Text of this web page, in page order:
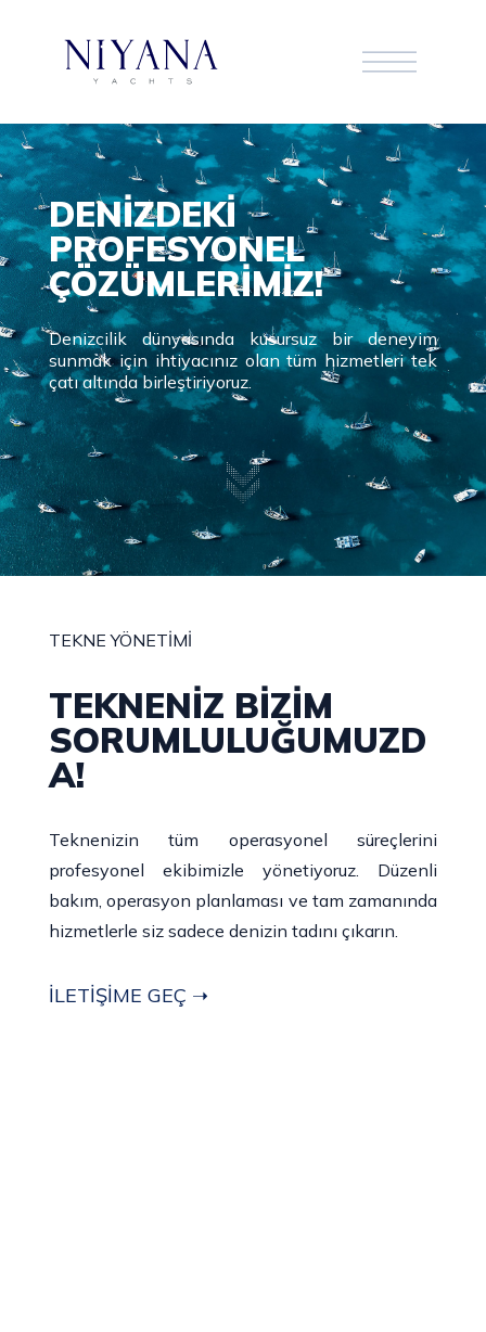
DENİZDEKİ
PROFESYONEL
ÇÖZÜMLERİMİZ!
Denizcilik dünyasında kusursuz bir deneyim
sunmak için ihtiyacınız olan tüm hizmetleri tek
çatı altında birleştiriyoruz.
TEKNE YÖNETİMİ
TEKNENİZ BİZİM
SORUMLULUĞUMUZD
A!
Teknenizin tüm operasyonel süreçlerini
profesyonel ekibimizle yönetiyoruz. Düzenli
bakım, operasyon planlaması ve tam zamanında
hizmetlerle siz sadece denizin tadını çıkarın.
İLETİŞİME GEÇ ➝